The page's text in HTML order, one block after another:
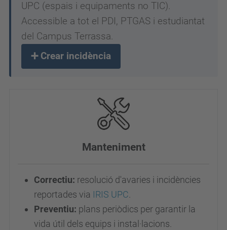
UPC (espais i equipaments no TIC).
Accessible a tot el PDI, PTGAS i estudiantat
del Campus Terrassa.
➕ Crear incidència
Manteniment
Correctiu: resolució d'avaries i incidències
reportades via IRIS UPC
Preventiu: plans periòdics per garantir la
vida útil dels equips i instal·lacions.